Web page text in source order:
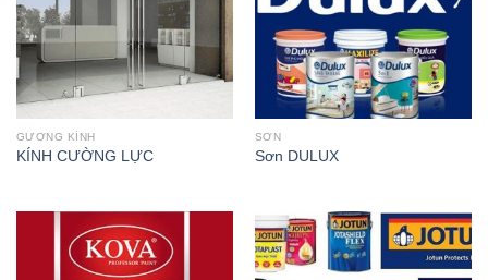
GƯƠNG KÍNH
KÍNH CƯỜNG LỰC
SƠN
Sơn DULUX